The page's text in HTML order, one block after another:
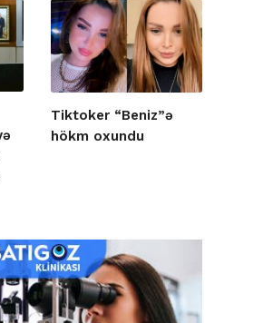
Tiktoker “Beniz”ə
hökm oxundu